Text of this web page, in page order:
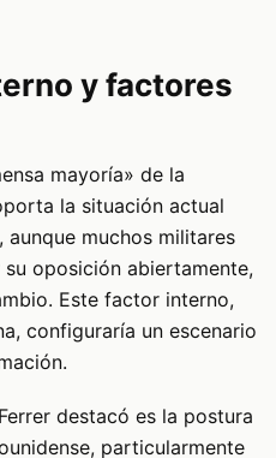
y factores
mayoría» de la
la situación actual
muchos militares
oposición abiertamente,
Este factor interno,
configuraría un escenario
destacó es la postura
particularmente